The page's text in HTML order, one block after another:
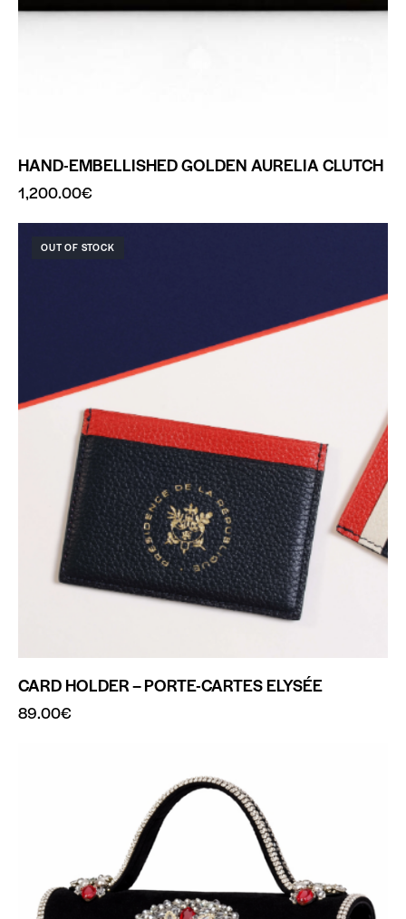
HAND-EMBELLISHED GOLDEN AURELIA CLUTCH
1,200.00€
OUT OF STOCK
CARD HOLDER – PORTE-CARTES ELYSÉE
89.00€